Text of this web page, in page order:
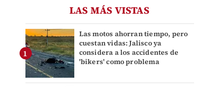
LAS MÁS VISTAS
Las motos ahorran tiempo, pero
cuestan vidas: Jalisco ya
considera a los accidentes de
'bikers' como problema